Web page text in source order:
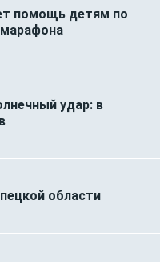
помощь детям по
марафона
удар: в
области